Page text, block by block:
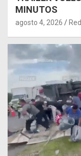
MINUTOS
agosto 4, 2026